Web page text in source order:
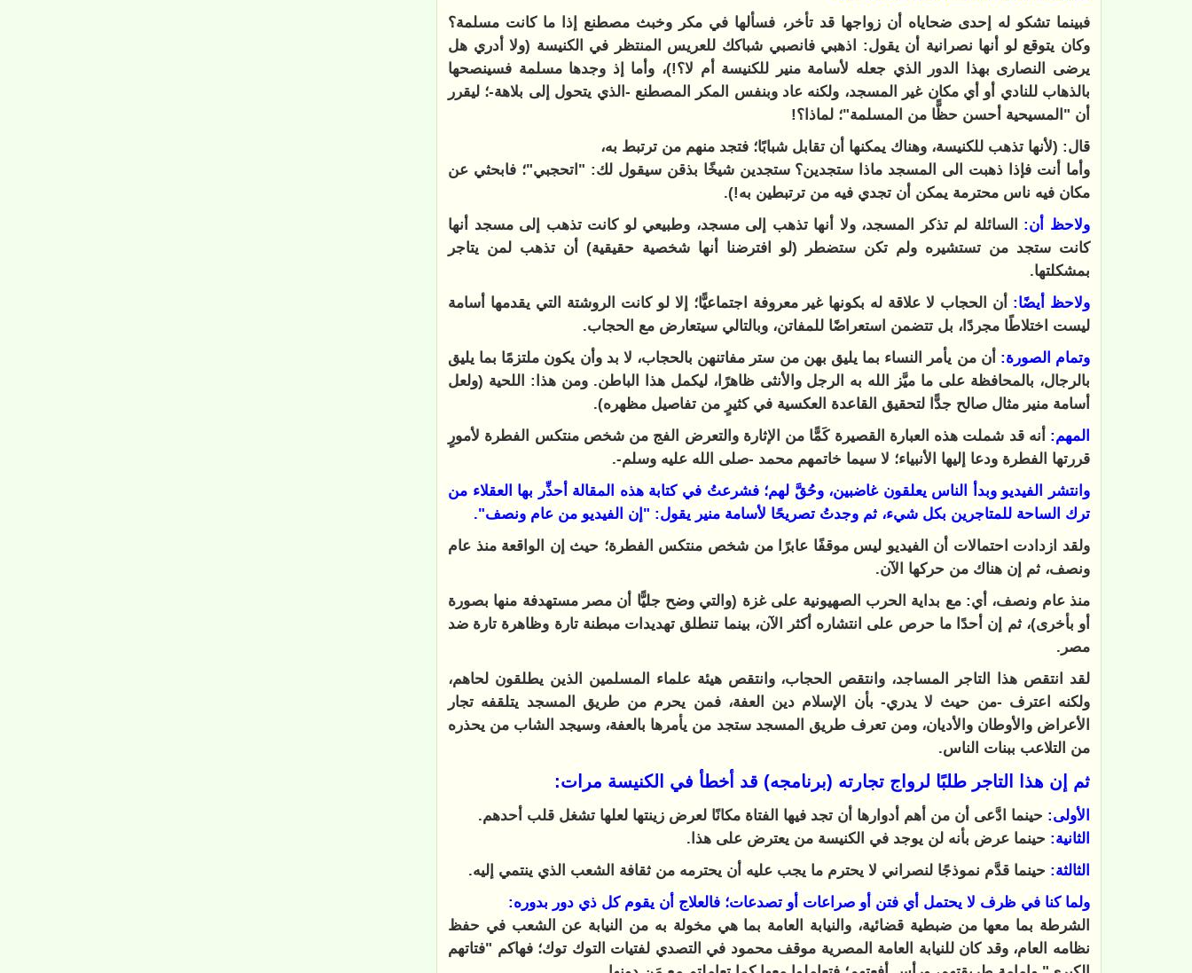
فبينما تشكو له إحدى ضحاياه أن زواجها قد تأخر، فسألها في مكر وخبث مصطنع إذا ما كانت مسلمة؟
وكان يتوقع لو أنها نصرانية أن يقول: اذهبي فانصبي شباكك للعريس المنتظر في الكنيسة (ولا أدري هل
يرضى النصارى بهذا الدور الذي جعله لأسامة منير للكنيسة أم لا؟!)، وأما إذ وجدها مسلمة فسينصحها
بالذهاب للنادي أو أي مكان غير المسجد، ولكنه عاد وبنفس المكر المصطنع -الذي يتحول إلى بلاهة-؛ ليقرر
أن "المسيحية أحسن حظًّا من المسلمة"؛ لماذا؟!
قال: (لأنها تذهب للكنيسة، وهناك يمكنها أن تقابل شبابًا؛ فتجد منهم من ترتبط به،
وأما أنت فإذا ذهبت الى المسجد ماذا ستجدين؟ ستجدين شيخًا بذقن سيقول لك: "اتحجبي"؛ فابحثي عن
مكان فيه ناس محترمة يمكن أن تجدي فيه من ترتبطين به!).
ولاحظ أن: السائلة لم تذكر المسجد، ولا أنها تذهب إلى مسجد، وطبيعي لو كانت تذهب إلى مسجد أنها
كانت ستجد من تستشيره ولم تكن ستضطر (لو افترضنا أنها شخصية حقيقية) أن تذهب لمن يتاجر
بمشكلتها.
ولاحظ أيضًا: أن الحجاب لا علاقة له بكونها غير معروفة اجتماعيًّا؛ إلا لو كانت الروشتة التي يقدمها أسامة
ليست اختلاطًا مجردًا، بل تتضمن استعراضًا للمفاتن، وبالتالي سيتعارض مع الحجاب.
وتمام الصورة: أن من يأمر النساء بما يليق بهن من ستر مفاتنهن بالحجاب، لا بد وأن يكون ملتزمًا بما يليق
بالرجال، بالمحافظة على ما ميَّز الله به الرجل والأنثى ظاهرًا، ليكمل هذا الباطن. ومن هذا: اللحية (ولعل
أسامة منير مثال صالح جدًّا لتحقيق القاعدة العكسية في كثيرٍ من تفاصيل مظهره).
المهم: أنه قد شملت هذه العبارة القصيرة كَمًّا من الإثارة والتعرض الفج من شخص منتكس الفطرة لأمورٍ
قررتها الفطرة ودعا إليها الأنبياء؛ لا سيما خاتمهم محمد -صلى الله عليه وسلم-.
وانتشر الفيديو وبدأ الناس يعلقون غاضبين، وحُقَّ لهم؛ فشرعتُ في كتابة هذه المقالة أحذِّر بها العقلاء من
ترك الساحة للمتاجرين بكل شيء، ثم وجدتُ تصريحًا لأسامة منير يقول: "إن الفيديو من عام ونصف".
ولقد ازدادت احتمالات أن الفيديو ليس موقفًا عابرًا من شخص منتكس الفطرة؛ حيث إن الواقعة منذ عام
ونصف، ثم إن هناك من حركها الآن.
منذ عام ونصف، أي: مع بداية الحرب الصهيونية على غزة (والتي وضح جليًّا أن مصر مستهدفة منها بصورة
أو بأخرى)، ثم إن أحدًا ما حرص على انتشاره أكثر الآن، بينما تنطلق تهديدات مبطنة تارة وظاهرة تارة ضد
مصر.
لقد انتقص هذا التاجر المساجد، وانتقص الحجاب، وانتقص هيئة علماء المسلمين الذين يطلقون لحاهم،
ولكنه اعترف -من حيث لا يدري- بأن الإسلام دين العفة، فمن يحرم من طريق المسجد يتلقفه تجار
الأعراض والأوطان والأديان، ومن تعرف طريق المسجد ستجد من يأمرها بالعفة، وسيجد الشاب من يحذره
من التلاعب ببنات الناس.
ثم إن هذا التاجر طلبًا لرواج تجارته (برنامجه) قد أخطأ في الكنيسة مرات:
الأولى: حينما ادَّعى أن من أهم أدوارها أن تجد فيها الفتاة مكانًا لعرض زينتها لعلها تشغل قلب أحدهم.
الثانية: حينما عرض بأنه لن يوجد في الكنيسة من يعترض على هذا.
الثالثة: حينما قدَّم نموذجًا لنصراني لا يحترم ما يجب عليه أن يحترمه من ثقافة الشعب الذي ينتمي إليه.
ولما كنا في ظرف لا يحتمل أي فتن أو صراعات أو تصدعات؛ فالعلاج أن يقوم كل ذي دور بدوره:
الشرطة بما معها من ضبطية قضائية، والنيابة العامة بما هي مخولة به من النيابة عن الشعب في حفظ
نظامه العام، وقد كان للنيابة العامة المصرية موقف محمود في التصدي لفتيات التوك توك؛ فهاكم "فتاتهم